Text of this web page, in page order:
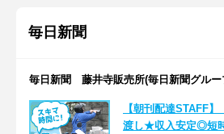
毎日新聞
毎日新聞 藤井寺販売所(毎日新聞グルー
【朝刊配達STAFF
渡し★収入安定◎短